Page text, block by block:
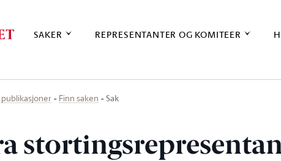
SAKER REPRESENTANTER OG KOMITEER
publikasjoner Finn saken Sak